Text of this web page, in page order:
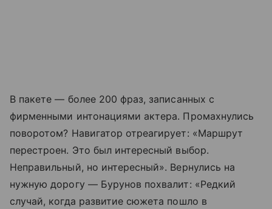
В пакете — более 200 фраз, записанных с
фирменными интонациями актера. Промахнулись
поворотом? Навигатор отреагирует: «Маршрут
перестроен. Это был интересный выбор.
Неправильный, но интересный». Вернулись на
нужную дорогу — Бурунов похвалит: «Редкий
случай, когда развитие сюжета пошло в